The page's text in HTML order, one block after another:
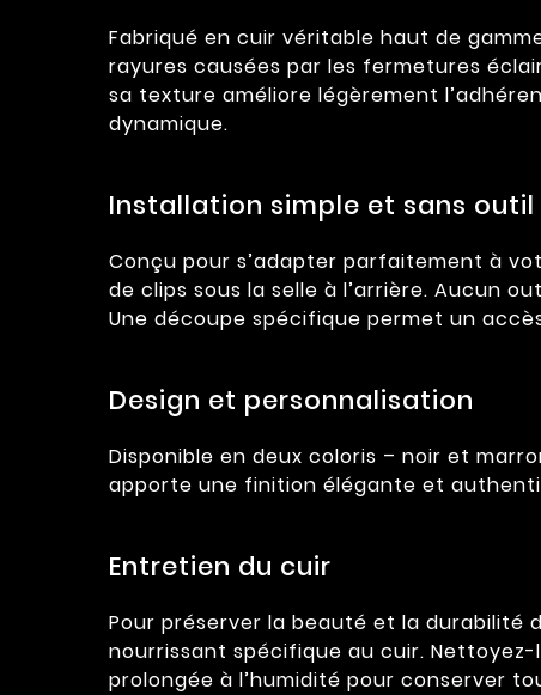
Fabriqué en cuir véritable haut de
rayures causées par les fermetures
sa texture améliore légèrement
dynamique.
Installation simple et sans outil
Conçu pour s’adapter parfaitement à
de clips sous la selle à l’arrière. Aucun
Une découpe spécifique permet un
Design et personnalisation
Disponible en deux coloris – noir et
apporte une finition élégante et
Entretien du cuir
Pour préserver la beauté et la durabilité
nourrissant spécifique au cuir.
prolongée à l’humidité pour conserver